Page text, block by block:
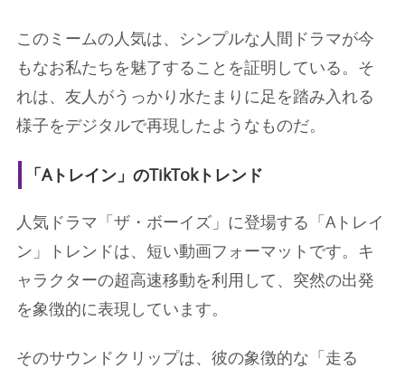
このミームの人気は、シンプルな人間ドラマが今
もなお私たちを魅了することを証明している。そ
れは、友人がうっかり水たまりに足を踏み入れる
様子をデジタルで再現したようなものだ。
「Aトレイン」のTikTokトレンド
人気ドラマ「ザ・ボーイズ」に登場する「Aトレイ
ン」トレンドは、短い動画フォーマットです。キ
ャラクターの超高速移動を利用して、突然の出発
を象徴的に表現しています。
そのサウンドクリップは、彼の象徴的な「走る